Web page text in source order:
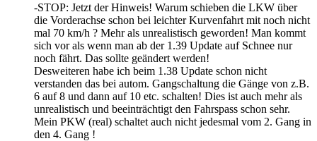
-STOP: Jetzt der Hinweis! Warum schieben die LKW über
die Vorderachse schon bei leichter Kurvenfahrt mit noch nicht
mal 70 km/h ? Mehr als unrealistisch geworden! Man kommt
sich vor als wenn man ab der 1.39 Update auf Schnee nur
noch fährt. Das sollte geändert werden!
Desweiteren habe ich beim 1.38 Update schon nicht
verstanden das bei autom. Gangschaltung die Gänge von z.B.
6 auf 8 und dann auf 10 etc. schalten! Dies ist auch mehr als
unrealistisch und beeinträchtigt den Fahrspass schon sehr.
Mein PKW (real) schaltet auch nicht jedesmal vom 2. Gang in
den 4. Gang !